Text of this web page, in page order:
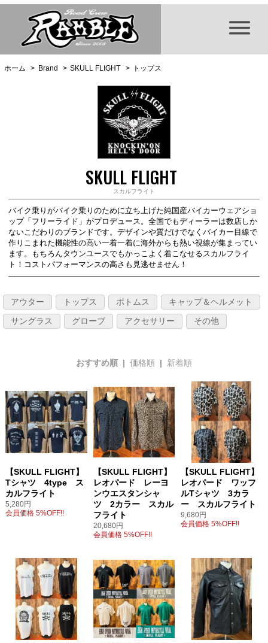
ホーム > Brand > SKULL FLIGHT > トップス
SKULL FLIGHT
スカルフライト
バイク乗りがバイク乗りのために立ち上げた純国産バイカーウェアショ
ップ「フリーライド」がプロデュース。全国でもディーラーは数店しか
ないこだわりのブランドです。デザインや質だけでなくバイカー目線で
作りこまれた機能性の高い一着一着に海外からも熱い視線が集まってい
ます。もちろんタウンユースでもかっこよく着こなせるスカルフライ
ト！コストパフォーマンスの高さも見逃せません！
アウター トップス ボトムス
キャップ＆ヘルメット
サングラス
グローブ アクセサリー その他
おすすめ順 | 価格順 | 新着順
【SKULL FLIGHT】
Tシャツ 4type ス
カルフライト
5,280円
会員価格 5%OFF!!
【SKULL FLIGHT】
レオパード レーヨ
ンウエスタンシャ
ツ 2カラー スカル
フライト
20,680円
会員価格 5%OFF!!
【SKULL FLIGHT】
レオパード ワッフ
ルTシャツ 3カラ
ー スカルフライト
9,680円
会員価格 5%OFF!!